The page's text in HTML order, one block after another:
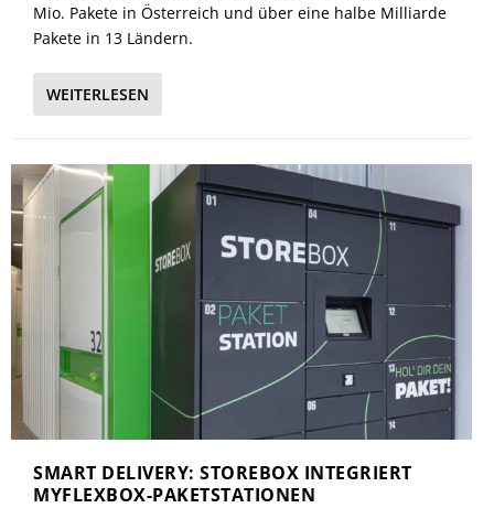
Mio. Pakete in Österreich und über eine halbe Milliarde
Pakete in 13 Ländern.
WEITERLESEN
SMART DELIVERY: STOREBOX INTEGRIERT
MYFLEXBOX-PAKETSTATIONEN